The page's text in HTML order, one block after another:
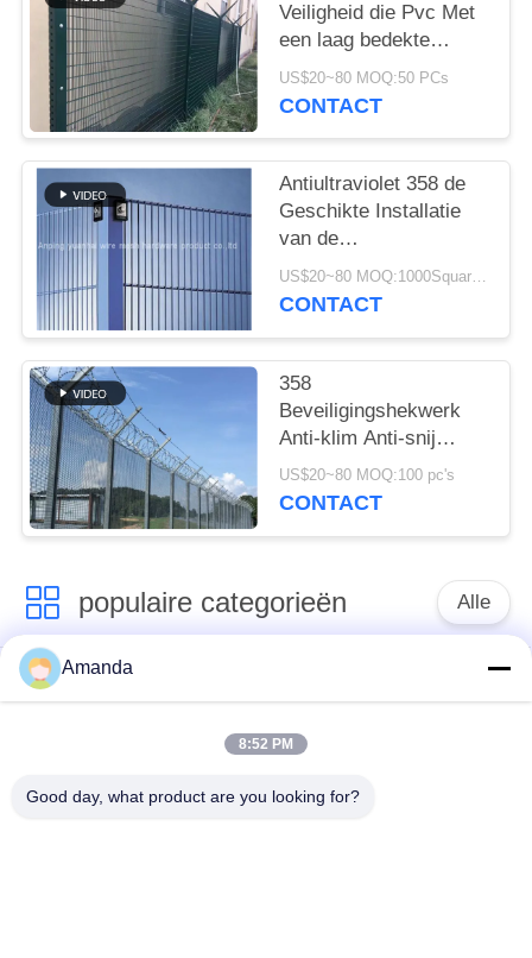
Veiligheid die Pvc Met
een laag bedekte
Groene Kleuren Anti-
diefstal Bescherming
US$20~80 MOQ:50 PCs
CONTACT
Antiultraviolet 358 de
Geschikte Installatie
van de
Veiligheidsomheining
voor Luchthaven
US$20~80 MOQ:1000Square meters
CONTACT
358
Beveiligingshekwerk
Anti-klim Anti-snij
Gegalvaniseerde
Stalen Panelen
US$20~80 MOQ:100 pc's
CONTACT
populaire categorieën Alle
de verpakking van de
Gestructureerde
Verpakking
Metaal Willekeurige
Amanda
8:52 PM
Good day, what product are you looking for?